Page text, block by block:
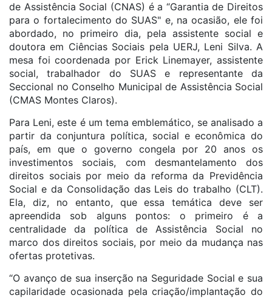
de Assistência Social (CNAS) é a “Garantia de Direitos
para o fortalecimento do SUAS" e, na ocasião, ele foi
abordado, no primeiro dia, pela assistente social e
doutora em Ciências Sociais pela UERJ, Leni Silva. A
mesa foi coordenada por Erick Linemayer, assistente
social, trabalhador do SUAS e representante da
Seccional no Conselho Municipal de Assistência Social
(CMAS Montes Claros).
Para Leni, este é um tema emblemático, se analisado a
partir da conjuntura política, social e econômica do
país, em que o governo congela por 20 anos os
investimentos sociais, com desmantelamento dos
direitos sociais por meio da reforma da Previdência
Social e da Consolidação das Leis do trabalho (CLT).
Ela, diz, no entanto, que essa temática deve ser
apreendida sob alguns pontos: o primeiro é a
centralidade da política de Assistência Social no
marco dos direitos sociais, por meio da mudança nas
ofertas protetivas.
“O avanço de sua inserção na Seguridade Social e sua
capilaridade ocasionada pela criação/implantação do